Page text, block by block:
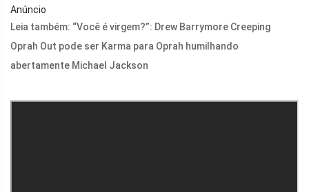
Anúncio
Leia também: “Você é virgem?”: Drew Barrymore Creeping
Oprah Out pode ser Karma para Oprah humilhando
abertamente Michael Jackson